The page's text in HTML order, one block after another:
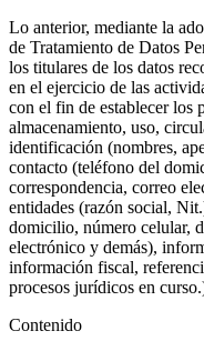
Lo anterior, mediante la
de Tratamiento de Datos
los titulares de los datos
en el ejercicio de las
con el fin de establecer los
almacenamiento, uso,
identificación (nombres,
contacto (teléfono del
correspondencia, correo
entidades (razón social,
domicilio, número celular,
electrónico y demás),
información fiscal,
procesos jurídicos en
Contenido